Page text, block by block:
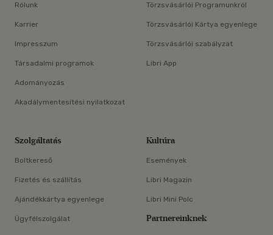
Rólunk
Karrier
Impresszum
Társadalmi programok
Adományozás
Akadálymentesítési nyilatkozat
Törzsvásárlói Programunkról
Törzsvásárlói Kártya egyenlege
Törzsvásárlói szabályzat
Libri App
Szolgáltatás
Boltkereső
Fizetés és szállítás
Ajándékkártya egyenlege
Ügyfélszolgálat
Kultúra
Események
Libri Magazin
Libri Mini Polc
Partnereinknek